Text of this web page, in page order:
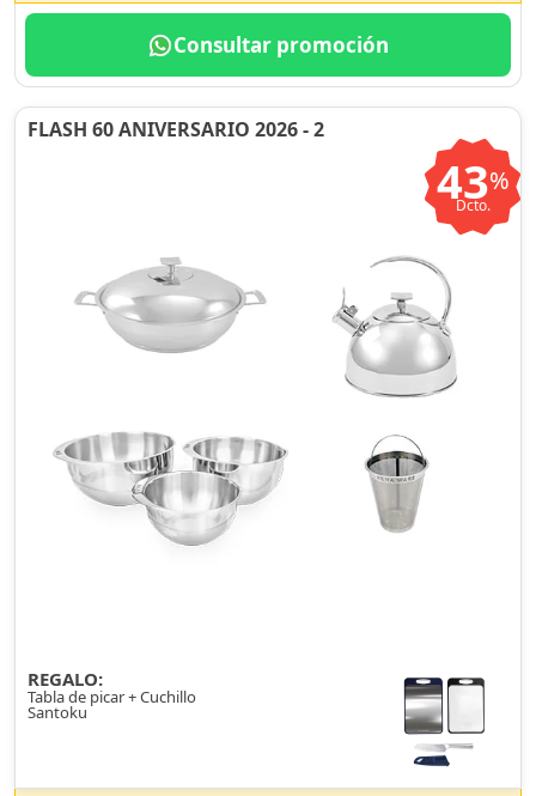
Consultar promoción
FLASH 60 ANIVERSARIO 2026 - 2
43%
Dcto.
REGALO:
Tabla de picar + Cuchillo
Santoku